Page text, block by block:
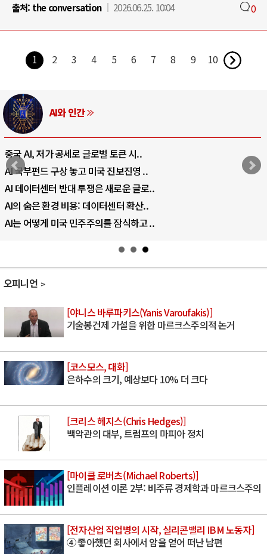
출처: the conversation 2026.06.25. 10:04 0
1 2 3 4 5 6 7 8 9 10
AI와 인간
중국 AI, 저가 공세로 글로벌 토큰 시..
AI 국부펀드 구상 놓고 미국 진보진영 ..
AI 데이터센터 반대 투쟁은 새로운 글로..
AI의 숨은 환경 비용: 데이터센터 확산..
AI는 어떻게 미국 민주주의를 잠식하고 ..
오피니언
[야니스 바루파키스(Yanis Varoufakis)]
기술봉건제 가설을 위한 마르크스주의적 논거
[코스모스, 대화]
은하수의 크기, 예상보다 10% 더 크다
[크리스 헤지스(Chris Hedges)]
백악관의 대부, 트럼프의 마피아 정치
[마이클 로버츠(Michael Roberts)]
인플레이션 이론 2부: 비주류 경제학과 마르크스주의
[전자산업 직업병의 시작, 실리콘밸리 IBM 노동자]
④ 좋아했던 회사에서 암을 얻어 떠난 남편